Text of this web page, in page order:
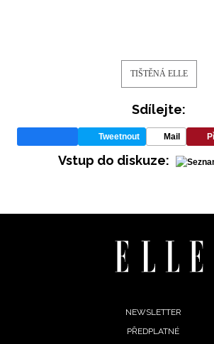
TIŠTĚNÁ ELLE
Sdílejte:
Tweetnout Mail
Vstup do diskuze:
NEWSLETTER
PŘEDPLATNÉ